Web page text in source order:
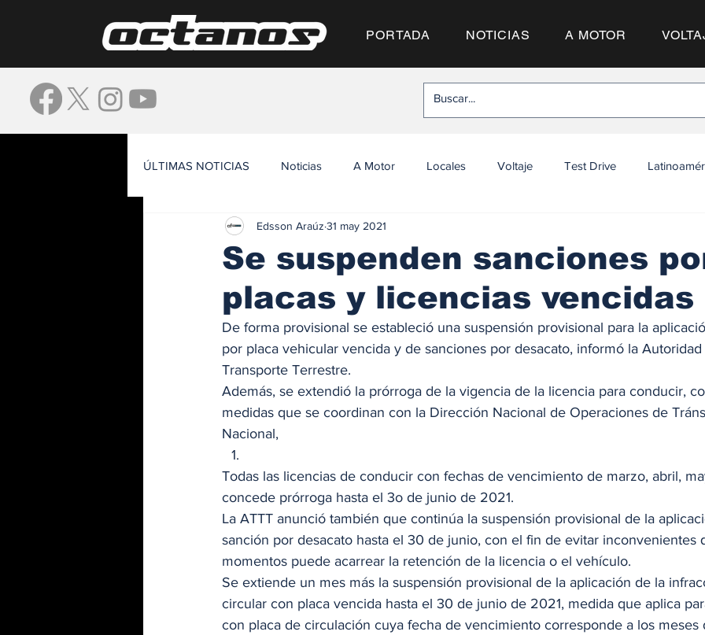
PORTADA NOTICIAS A MOTOR
ÚLTIMAS NOTICIAS Noticias A Motor Locales Voltaje Test Drive
Se suspenden sanciones
placas y licencias vencidas
Edsson Araúz 31 may 2021
De forma provisional se estableció una suspensión provisional para la
por placa vehicular vencida y de sanciones por desacato, informó la
Transporte Terrestre.
Además, se extendió la prórroga de la vigencia de la licencia para conducir,
medidas que se coordinan con la Dirección Nacional de Operaciones de
Nacional,
Todas las licencias de conducir con fechas de vencimiento de marzo, abril,
concede prórroga hasta el 3o de junio de 2021.
La ATTT anunció también que continúa la suspensión provisional de la
sanción por desacato hasta el 30 de junio, con el fin de evitar inconvenientes
momentos puede acarrear la retención de la licencia o el vehículo.
Se extiende un mes más la suspensión provisional de la aplicación de la
circular con placa vencida hasta el 30 de junio de 2021, medida que aplica
con placa de circulación cuya fecha de vencimiento corresponde a los meses